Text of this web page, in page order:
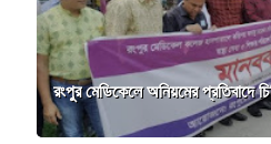
রংপুর মেডিকেলে অনিয়মের প্রতিবাদে